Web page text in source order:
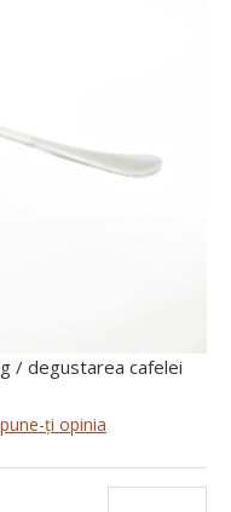
/ degustarea cafelei
ţi opinia